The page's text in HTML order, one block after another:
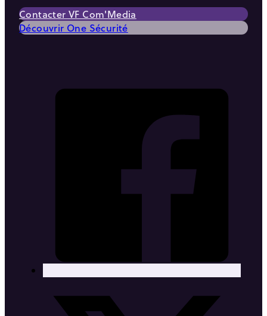
Contacter VF Com'Media
Découvrir One Sécurité